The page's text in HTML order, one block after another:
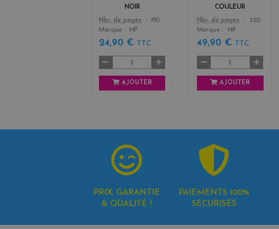
NOIR
Color
Nbr. de pages
190
Marque
HP
24,90 € TTC
AJOUTER
COULEUR
Color
Nbr. de pages
330
Marque
HP
49,90 € TTC
AJOUTER
PRIX, GARANTIE
& QUALITÉ !
PAIEMENTS 100%
SÉCURISÉS